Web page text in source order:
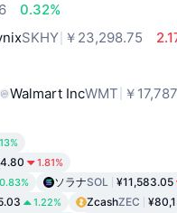
0.32%
SKHY ￥23,298.75
Walmart IncWMT ￥
1.81%
ソラナSOL ¥11,583.05
1.22% ZcashZEC